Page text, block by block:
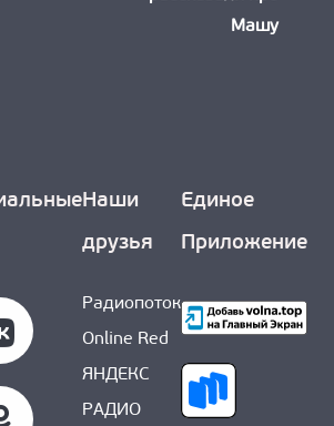
Машу
Наши
друзья
Радиопоток
Online Red
ЯНДЕКС
РАДИО
Единое
Приложение